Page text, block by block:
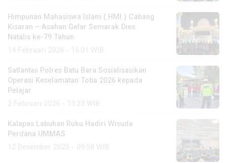
Himpunan Mahasiswa Islam ( HMI ) Cabang
Kisaran – Asahan Gelar Semarak Dies
Natalis ke-79 Tahun
Satlantas Polres Batu Bara Sosialisasikan
Operasi Keselamatan Toba 2026 kepada
Pelajar
Kalapas Labuhan Ruku Hadiri Wisuda
Perdana UMMAS